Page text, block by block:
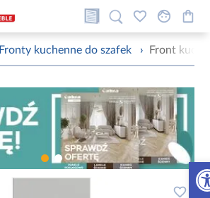
Fronty kuchenne do szafek › Front